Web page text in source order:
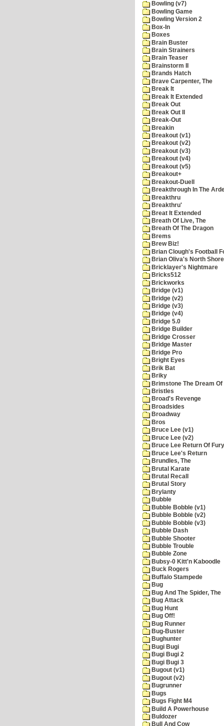
Bowling (v7)
Bowling Game
Bowling Version 2
Box-In
Boxes
Brain Buster
Brain Strainers
Brain Teaser
Brainstorm II
Brands Hatch
Brave Carpenter, The
Break It
Break It Extended
Break Out
Break Out II
Break-Out
Breakin
Breakout (v1)
Breakout (v2)
Breakout (v3)
Breakout (v4)
Breakout (v5)
Breakout+
Breakout-Duell
Breakthrough In The
Breakthru
Breakthru'
Breat It Extended
Breath Of Live, The
Breath Of The Dragon
Brems
Brew Biz!
Brian Clough's Football
Brian Oliva's North
Bricklayer's Nightmare
Bricks512
Brickworks
Bridge (v1)
Bridge (v2)
Bridge (v3)
Bridge (v4)
Bridge 5.0
Bridge Builder
Bridge Crosser
Bridge Master
Bridge Pro
Bright Eyes
Brik Bat
Briky
Brimstone The Dream Of
Bristles
Broad's Revenge
Broadsides
Broadway
Bros
Bruce Lee (v1)
Bruce Lee (v2)
Bruce Lee Return Of Fury
Bruce Lee's Return
Brundles, The
Brutal Karate
Brutal Recall
Brutal Story
Brylanty
Bubble
Bubble Bobble (v1)
Bubble Bobble (v2)
Bubble Bobble (v3)
Bubble Dash
Bubble Shooter
Bubble Trouble
Bubble Zone
Bubsy-0 Kitt'n Kaboodle
Buck Rogers
Buffalo Stampede
Bug
Bug And The Spider, The
Bug Attack
Bug Hunt
Bug Off!
Bug Runner
Bug-Buster
Bughunter
Bugi Bugi
Bugi Bugi 2
Bugi Bugi 3
Bugout (v1)
Bugout (v2)
Bugrunner
Bugs
Bugs Fight M4
Build A Powerhouse
Buldozer
Bull And Cow